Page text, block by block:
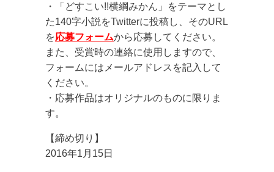
・「どすこい!!横綱みかん」をテーマとし
た140字小説をTwitterに投稿し、そのURL
を応募フォームから応募してください。
また、受賞時の連絡に使用しますので、
フォームにはメールアドレスを記入して
ください。
・応募作品はオリジナルのものに限りま
す。
【締め切り】
2016年1月15日